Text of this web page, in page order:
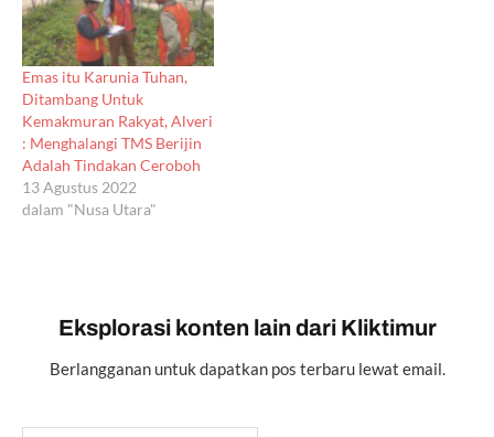
Emas itu Karunia Tuhan,
Ditambang Untuk
Kemakmuran Rakyat, Alveri
: Menghalangi TMS Berijin
Adalah Tindakan Ceroboh
13 Agustus 2022
dalam "Nusa Utara"
Eksplorasi konten lain dari Kliktimur
Berlangganan untuk dapatkan pos terbaru lewat email.
Ketikkan email Anda...